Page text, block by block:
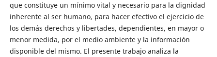
que constituye un mínimo vital y necesario para la dignidad
inherente al ser humano, para hacer efectivo el ejercicio de
los demás derechos y libertades, dependientes, en mayor o
menor medida, por el medio ambiente y la información
disponible del mismo. El presente trabajo analiza la